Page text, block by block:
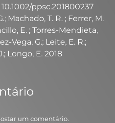
10.1002/ppsc.201800237
Machado, T. R. ; Ferrer, M.
E. ; Torres-Mendieta,
Vega, G.; Leite, E. R.;
Longo, E. 2018
um comentário.